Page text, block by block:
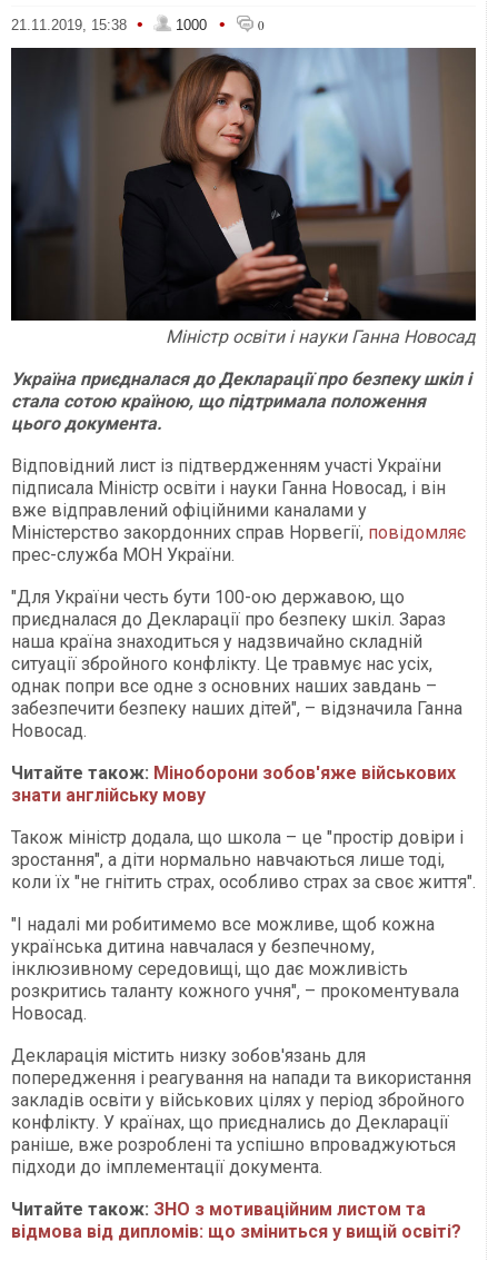
21.11.2019, 15:38 • 1000 • 0
Міністр освіти і науки Ганна Новосад
Україна приєдналася до Декларації про безпеку шкіл і
стала сотою країною, що підтримала положення
цього документа.
Відповідний лист із підтвердженням участі України
підписала Міністр освіти і науки Ганна Новосад, і він
вже відправлений офіційними каналами у
Міністерство закордонних справ Норвегії, повідомляє
прес-служба МОН України.
"Для України честь бути 100-ою державою, що
приєдналася до Декларації про безпеку шкіл. Зараз
наша країна знаходиться у надзвичайно складній
ситуації збройного конфлікту. Це травмує нас усіх,
однак попри все одне з основних наших завдань –
забезпечити безпеку наших дітей", – відзначила Ганна
Новосад.
Читайте також: Міноборони зобов'яже військових
знати англійську мову
Також міністр додала, що школа – це "простір довіри і
зростання", а діти нормально навчаються лише тоді,
коли їх "не гнітить страх, особливо страх за своє життя".
"І надалі ми робитимемо все можливе, щоб кожна
українська дитина навчалася у безпечному,
інклюзивному середовищі, що дає можливість
розкритись таланту кожного учня", – прокоментувала
Новосад.
Декларація містить низку зобов'язань для
попередження і реагування на напади та використання
закладів освіти у військових цілях у період збройного
конфлікту. У країнах, що приєднались до Декларації
раніше, вже розроблені та успішно впроваджуються
підходи до імплементації документа.
Читайте також: ЗНО з мотиваційним листом та
відмова від дипломів: що зміниться у вищій освіті?